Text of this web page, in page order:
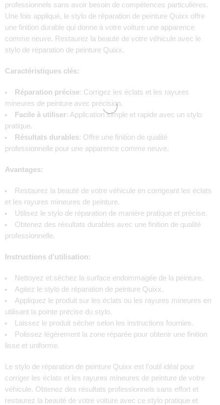
professionnels sans avoir besoin de compétences particulières.
Une fois appliqué, le stylo de réparation de peinture Quixx offre
une finition durable qui donne à votre voiture une apparence
comme neuve. Restaurez la beauté de votre véhicule avec le
stylo de réparation de peinture Quixx.
Caractéristiques clés:
Réparation précise: Corrigez les éclats et les rayures
mineures de peinture avec précision.
Facile à utiliser: Application simple et rapide avec un stylo
pratique.
Résultats durables: Offre une finition de qualité
professionnelle pour une apparence comme neuve.
Avantages:
Restaurez la beauté de votre véhicule en corrigeant les éclats
et les rayures mineures de peinture.
Utilisez le stylo de réparation de manière pratique et précise.
Obtenez des résultats durables avec une finition de qualité
professionnelle.
Instructions d’utilisation:
Nettoyez et séchez la surface endommagée de la peinture.
Agitez le stylo de réparation de peinture Quixx.
Appliquez le produit sur les éclats ou les rayures mineures en
utilisant la pointe précise du stylo.
Laissez le produit sécher selon les instructions fournies.
Polissez légèrement la zone réparée pour obtenir une finition
lisse et uniforme.
Le stylo de réparation de peinture Quixx est l’outil idéal pour
corriger les éclats et les rayures mineures de peinture de votre
véhicule. Obtenez des résultats professionnels sans effort et
restaurez la beauté de votre voiture avec ce stylo pratique et